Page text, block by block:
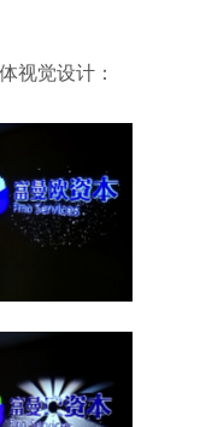
觉设计：